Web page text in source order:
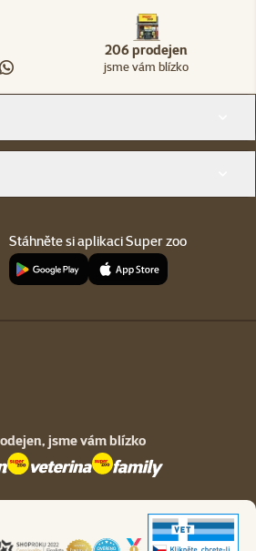
206 prodejen
jsme vám blízko
Stáhněte si aplikaci Super zoo
jsme vám blízko